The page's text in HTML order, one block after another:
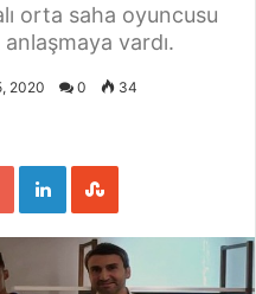
orta saha oyuncusu
vardı.
2020 0 34
Google+LinkedInStumbleUpon